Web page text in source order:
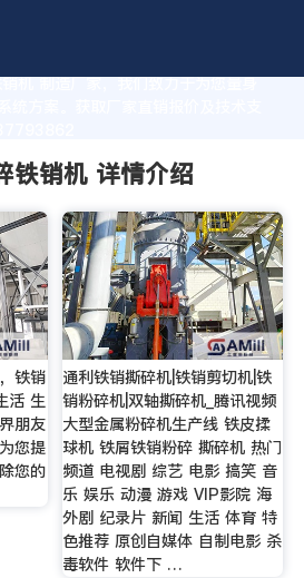
机 制造厂家，我们致力于为您量身
统方案。获取厂家直销报价及技术支
铁销机 详情介绍
铁销
活 生
朋友
您提
您的
通利铁销撕碎机|铁销剪切机|铁
销粉碎机|双轴撕碎机_腾讯视频
大型金属粉碎机生产线 铁皮揉
球机 铁屑铁销粉碎 撕碎机 热门
频道 电视剧 综艺 电影 搞笑 音
乐 娱乐 动漫 游戏 VIP影院 海
外剧 纪录片 新闻 生活 体育 特
色推荐 原创自媒体 自制电影 杀
毒软件 软件下 …